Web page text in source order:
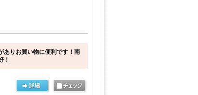
ありお買い物に便利です！南
！